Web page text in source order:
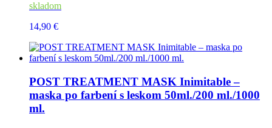
skladom
14,90 €
POST TREATMENT MASK Inimitable –
maska po farbení s leskom 50ml./200 ml./1000
ml.